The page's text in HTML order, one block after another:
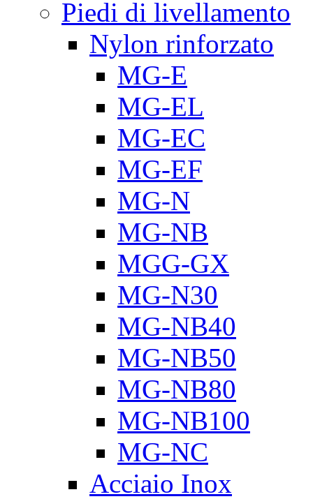
Piedi di livellamento
Nylon rinforzato
MG-E
MG-EL
MG-EC
MG-EF
MG-N
MG-NB
MGG-GX
MG-N30
MG-NB40
MG-NB50
MG-NB80
MG-NB100
MG-NC
Acciaio Inox